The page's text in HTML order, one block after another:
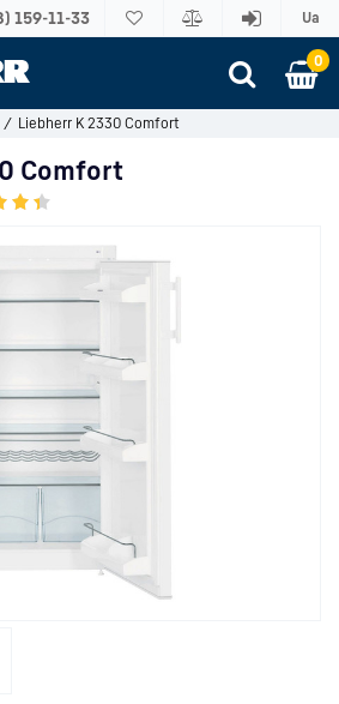
159-11-33 Ua
0
Liebherr K 2330 Comfort
Comfort